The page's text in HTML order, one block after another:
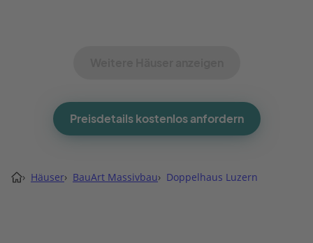
Preisdetails kostenlos anfordern
› Häuser› BauArt Massivbau› Doppelhaus Luzern